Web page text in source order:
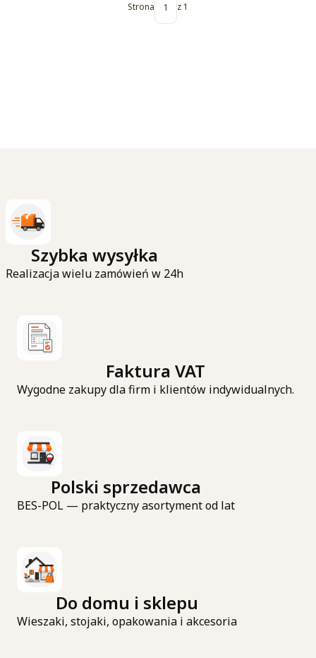
Strona z 1
Szybka wysyłka
Realizacja wielu zamówień w 24h
Faktura VAT
Wygodne zakupy dla firm i klientów indywidualnych.
Polski sprzedawca
BES-POL — praktyczny asortyment od lat
Do domu i sklepu
Wieszaki, stojaki, opakowania i akcesoria